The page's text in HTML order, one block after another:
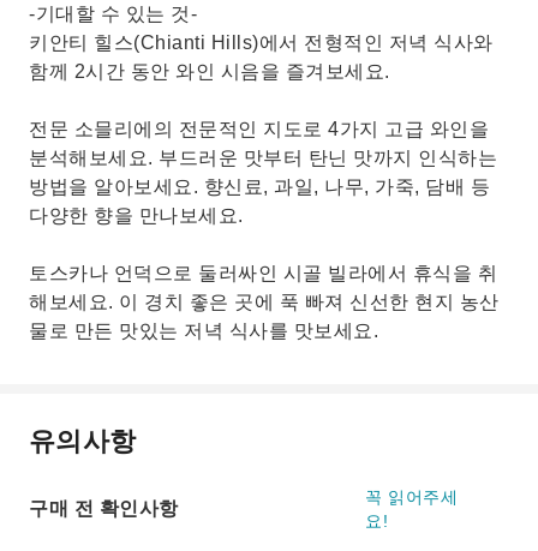
-기대할 수 있는 것-
키안티 힐스(Chianti Hills)에서 전형적인 저녁 식사와
함께 2시간 동안 와인 시음을 즐겨보세요.
전문 소믈리에의 전문적인 지도로 4가지 고급 와인을
분석해보세요. 부드러운 맛부터 탄닌 맛까지 인식하는
방법을 알아보세요. 향신료, 과일, 나무, 가죽, 담배 등
다양한 향을 만나보세요.
토스카나 언덕으로 둘러싸인 시골 빌라에서 휴식을 취
해보세요. 이 경치 좋은 곳에 푹 빠져 신선한 현지 농산
물로 만든 맛있는 저녁 식사를 맛보세요.
유의사항
구매 전 확인사항
꼭 읽어주세
요!